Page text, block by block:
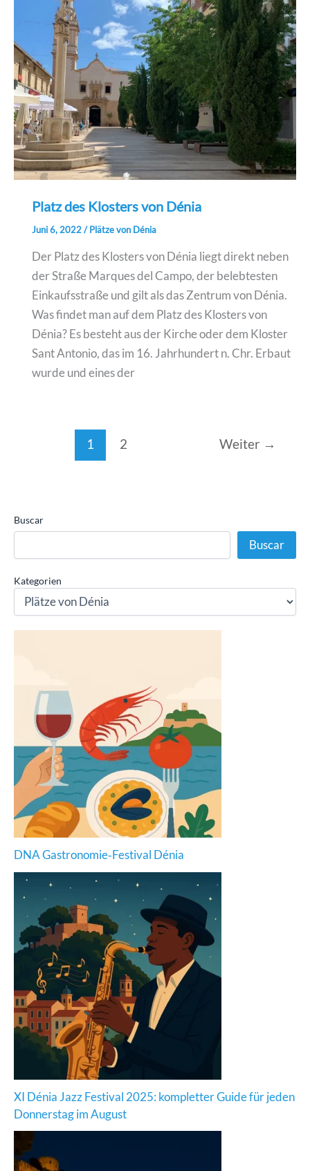
Platz des Klosters von Dénia
Juni 6, 2022/Plätze von Dénia
Der Platz des Klosters von Dénia liegt direkt neben
der Straße Marques del Campo, der belebtesten
Einkaufsstraße und gilt als das Zentrum von Dénia.
Was findet man auf dem Platz des Klosters von
Dénia? Es besteht aus der Kirche oder dem Kloster
Sant Antonio, das im 16. Jahrhundert n. Chr. Erbaut
wurde und eines der
1 2 Weiter →
Buscar
Buscar
Kategorien
DNA Gastronomie‑Festival Dénia
XI Dénia Jazz Festival 2025: kompletter Guide für jeden
Donnerstag im August